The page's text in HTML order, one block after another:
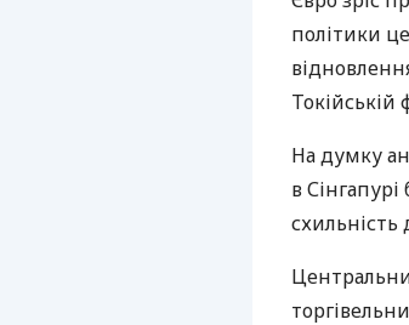
політики
Токійській
На думку
в
схильність